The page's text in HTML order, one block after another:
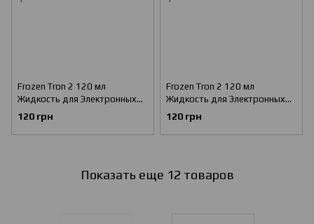
Frozen Tron 2 120 мл
Жидкость для Электронных
Сигарет (Жижа/Заправка для
вейпа) Mark Bone
120 грн
Frozen Tron 2 120 мл
Жидкость для Электронных
Сигарет (Жижа/Заправка для
вейпа) G.Hobs
120 грн
Показать еще 12 товаров